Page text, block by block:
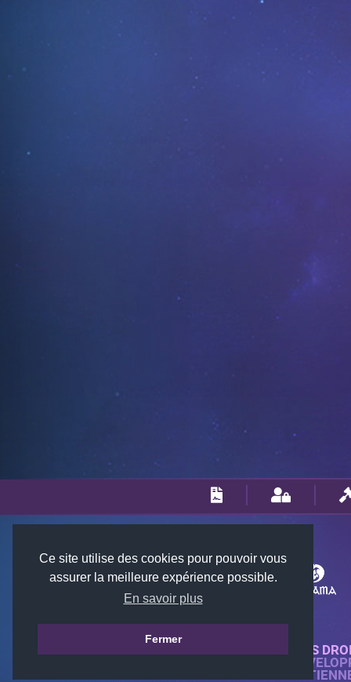
Ce site utilise des cookies pour pouvoir vous
assurer la meilleure expérience possible.
En savoir plus
Fermer
© 2018-2026 KTARENA. TOUS
SITE WEB ENTIÈREMENT
TOUTES LES IMAGES